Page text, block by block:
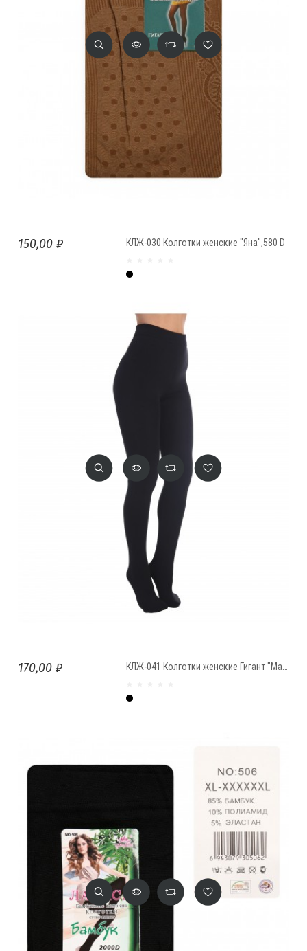
КЛЖ-030 Колготки женские "Яна",580 D
150,00 ₽
Чёрный
170,00 ₽
Чёрный